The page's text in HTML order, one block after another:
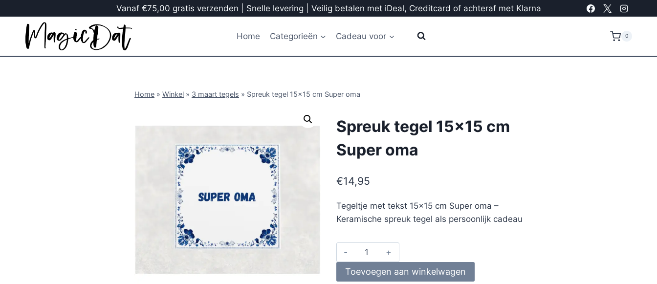
Vanaf €75,00 gratis verzenden | Snelle levering | Veilig betalen met iDeal, Creditcard of achteraf met Klarna
Home Categorieën Cadeau voor 0
Home » Winkel » 3 maart tegels » Spreuk tegel 15×15 cm Super oma
Spreuk tegel 15×15 cm
Super oma
€14,95
Tegeltje met tekst 15×15 cm Super oma –
Keramische spreuk tegel als persoonlijk cadeau
Toevoegen aan winkelwagen